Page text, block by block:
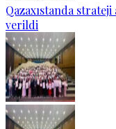
Qazaxıstanda
verildi